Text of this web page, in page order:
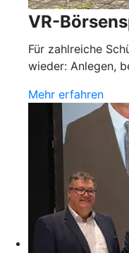
VR-
Für zahlreiche
wieder: Anlegen,
Mehr erfahren